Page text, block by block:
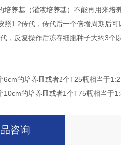
培养基（灌液培养基）不能再用来培
照1:2传代，传代后一个倍增周期后
，反复操作后冻存细胞种子大约3个
6cm的培养皿或者2个T25瓶相当于1:2
10cm的培养皿或者1个T75瓶相当于
咨询